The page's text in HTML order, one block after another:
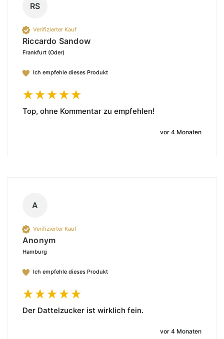
RS
Verifizierter Kauf
Riccardo Sandow
Frankfurt (Oder)
Ich empfehle dieses Produkt
Top, ohne Kommentar zu empfehlen!
vor 4 Monaten
A
Verifizierter Kauf
Anonym
Hamburg
Ich empfehle dieses Produkt
Der Dattelzucker ist wirklich fein.
vor 4 Monaten